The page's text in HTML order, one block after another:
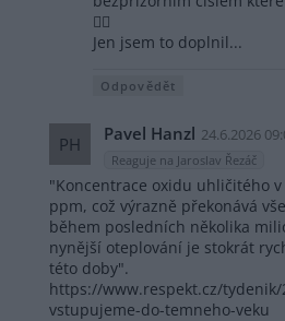
🤷‍♂️
Jen jsem to doplnil...
Odpovědět
PH Pavel Hanzl 24.6.2026
Reaguje na Jaroslav Řezáč
"Koncentrace oxidu uhličitého
ppm, což výrazně překonává
během posledních několika
nynější oteplování je stokrát
této doby".
https://www.respekt.cz/
vstupujeme-do-temneho-veku